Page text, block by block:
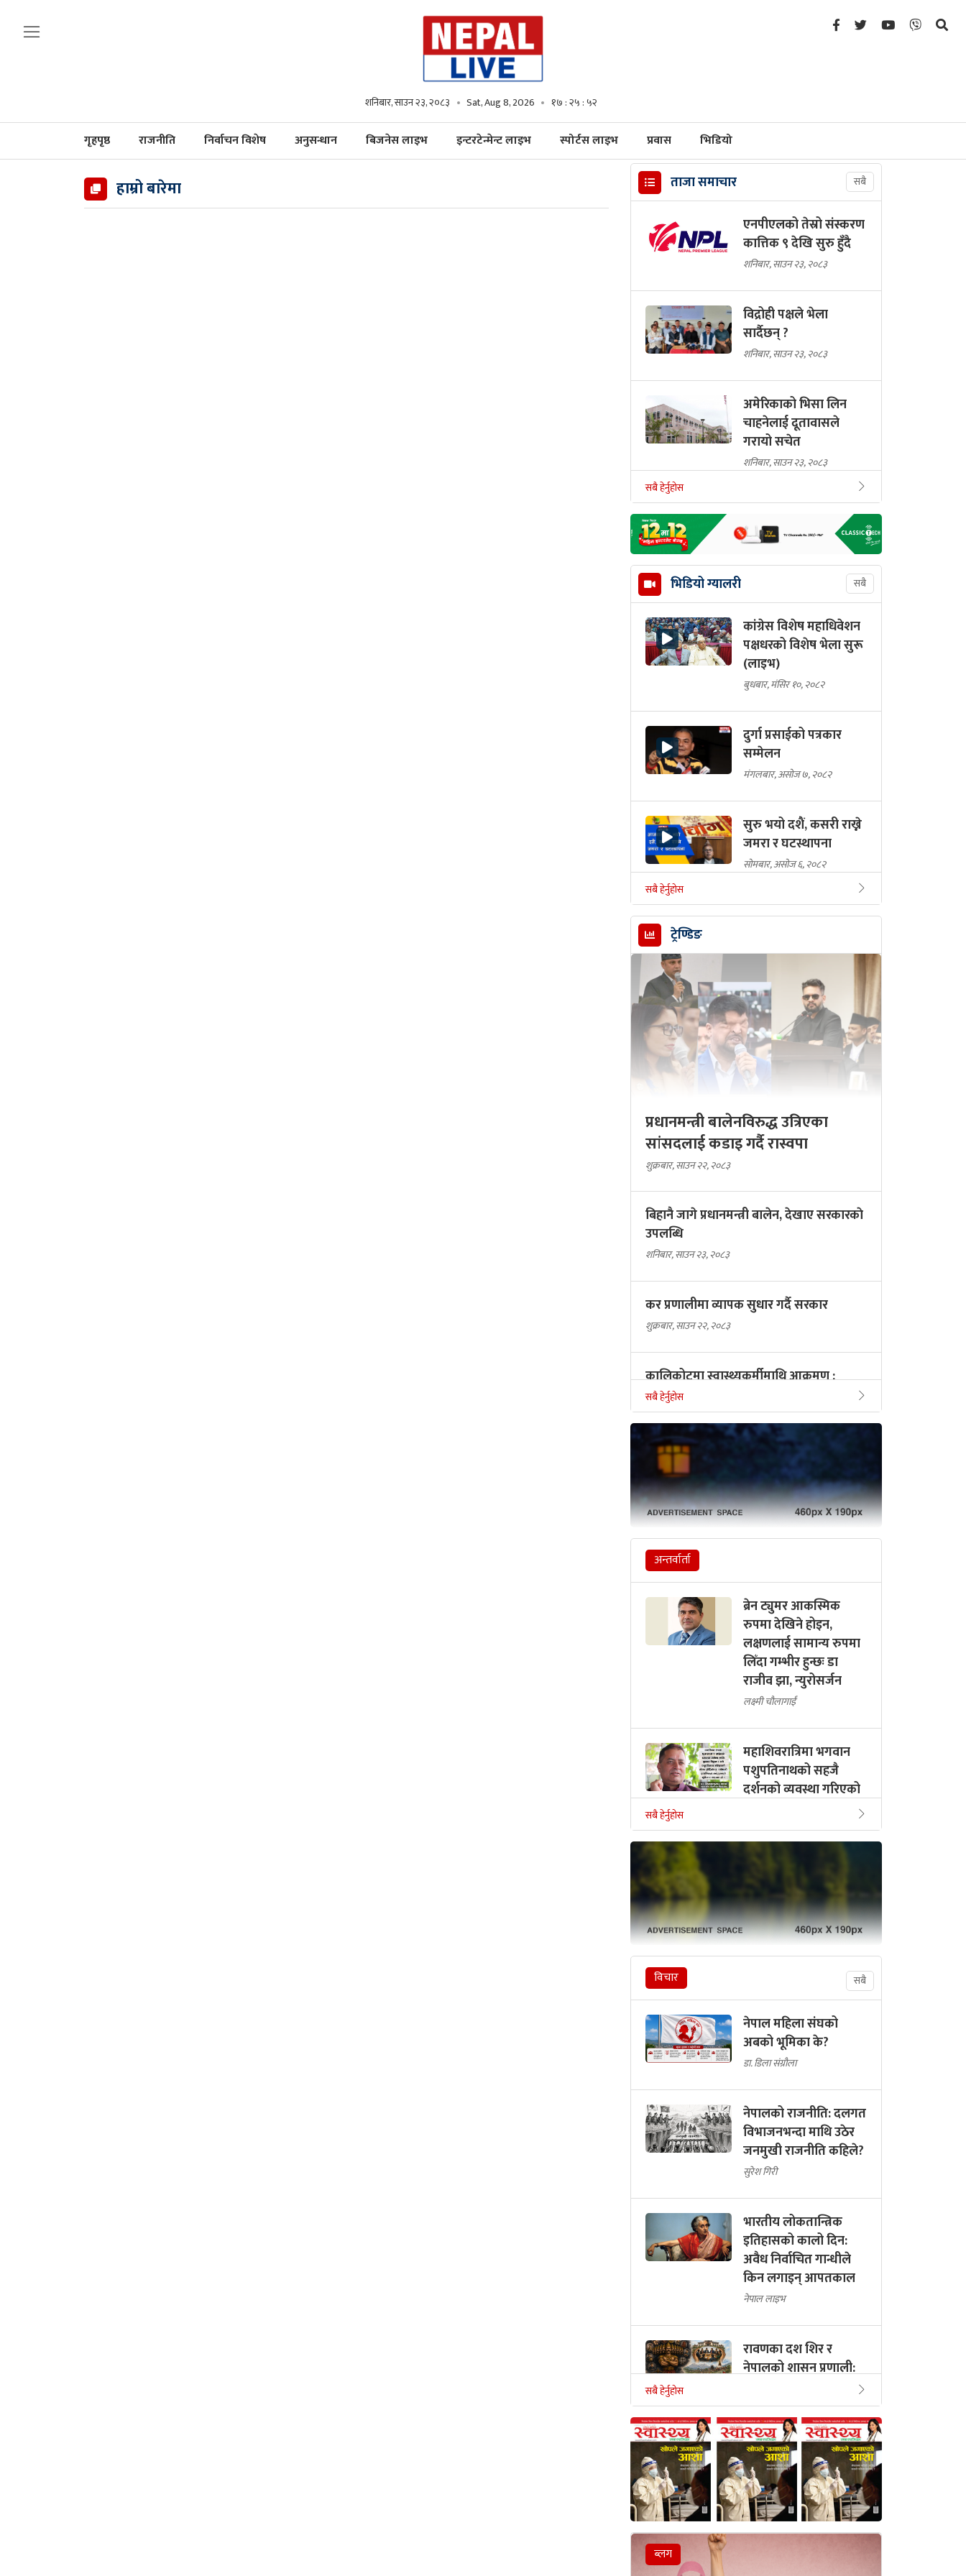
शनिबार, साउन २३, २०८३ Sat, Aug 8, 2026 १७ : २५ : ५३
गृहपृष्ठ राजनीति निर्वाचन विशेष अनुसन्धान बिजनेस लाइभ इन्टरटेन्मेन्ट लाइभ स्पोर्टस लाइभ प्रवास भिडियो
हाम्रो बारेमा ताजा समाचार सबै
एनपीएलको तेस्रो संस्करण
कात्तिक ९ देखि सुरु हुँदै
शनिबार, साउन २३, २०८३
विद्रोही पक्षले भेला
सार्दैछन् ?
शनिबार, साउन २३, २०८३
अमेरिकाको भिसा लिन
चाहनेलाई दूतावासले
गरायो सचेत
शनिबार, साउन २३, २०८३
भण्डारीले के भने ?
(भिडियो)
शनिबार, साउन २३, २०८३
फुटबल स्टार मेस्सीका
पिता जर्जको ६८ वर्षको
उमेरमा निधन
शनिबार, साउन २३, २०८३
सबै हेर्नुहोस
भिडियो ग्यालरी सबै
कांग्रेस विशेष महाधिवेशन
पक्षधरको विशेष भेला सुरू
(लाइभ)
बुधबार, मंसिर १०, २०८२
दुर्गा प्रसाईको पत्रकार
सम्मेलन
मंगलबार, असोज ७, २०८२
सुरु भयो दशैं, कसरी राख्ने
जमरा र घटस्थापना
सोमबार, असोज ६, २०८२
पशुपति क्षेत्र, आन्दोलनमा
अन्त्येष्टि गरिदै
नवनियुक्त मन्त्रीहरुको
सपथ ग्रहण || LIVE
सोमबार, भदौ ३०, २०८२
सबै हेर्नुहोस
ट्रेण्डिङ
प्रधानमन्त्री बालेनविरुद्ध उत्रिएका
सांसदलाई कडाइ गर्दै रास्वपा
शुक्रबार, साउन २२, २०८३
बिहानै जागे प्रधानमन्त्री बालेन, देखाए सरकारकाे
उपलब्धि
शनिबार, साउन २३, २०८३
कर प्रणालीमा व्यापक सुधार गर्दै सरकार
शुक्रबार, साउन २२, २०८३
कालिकोटमा स्वास्थ्यकर्मीमाथि आक्रमण :
स्थानीय किन आक्रोशित भए?
शनिबार, साउन २३, २०८३
मध्यरातमा प्रधानमन्त्रीले किन लेखे–एक्लै
लड्नुपर्ने हुन्छ?
शनिबार, साउन २३, २०८३
सबै हेर्नुहोस
अन्तर्वार्ता
ब्रेन ट्युमर आकस्मिक
रुपमा देखिने होइन,
लक्षणलाई सामान्य रुपमा
लिँदा गम्भीर हुन्छः डा
राजीव झा, न्युरोसर्जन
लक्ष्मी चौलागाईं
महाशिवरात्रिमा भगवान
पशुपतिनाथको सहजै
दर्शनको व्यवस्था गरिएको
छ - डा. मिलनकुमार थापा
नेपाल लाइभ
जलवायु परिवर्तनले
जुम्लामा समेत डेंगु देखिन
थालिसकेको छ : मेयर
राजुसिंह कठायत
नेपाल लाइभ
सबै हेर्नुहोस
विचार सबै
नेपाल महिला संघको
अबको भूमिका के?
डा. डिला संग्रौला
नेपालको राजनीति: दलगत
विभाजनभन्दा माथि उठेर
जनमुखी राजनीति कहिले?
सुरेश गिरी
भारतीय लोकतान्त्रिक
इतिहासको कालो दिन:
अवैध निर्वाचित गान्धीले
किन लगाइन् आपतकाल
नेपाल लाइभ
रावणका दश शिर र
नेपालको शासन प्रणाली:
सुरेश गिरी
सबै हेर्नुहोस
ब्लग